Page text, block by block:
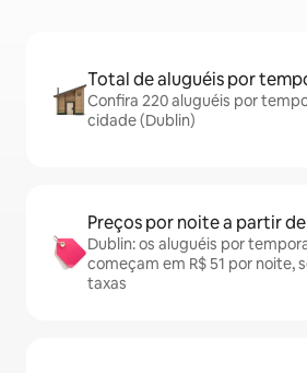
Total de aluguéis por
Confira 220 aluguéis por
cidade (Dublin)
Preços por noite a partir de
Dublin: os aluguéis por
começam em R$ 51 por noite,
taxas